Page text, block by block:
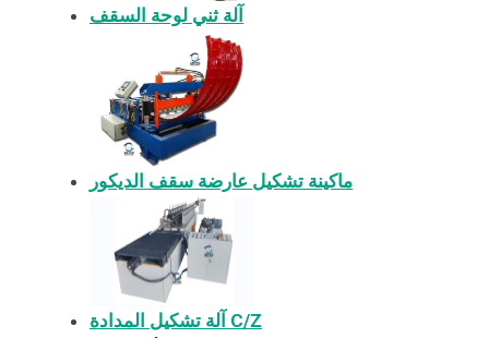
آلة ثني لوحة السقف
ماكينة تشكيل عارضة سقف الديكور
آلة تشكيل المدادة C/Z